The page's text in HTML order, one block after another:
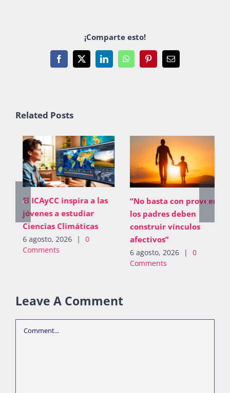
¡Comparte esto!
Facebook
X LinkedInWhatsAppPinterestEmail
Related Posts
El ICAyCC inspira a las
jóvenes a estudiar
Ciencias Climáticas
6 agosto, 2026 |
0
Comments
“No basta con proveer;
los padres deben
construir vínculos
afectivos”
6 agosto, 2026 |
0
Comments
Leave A Comment
Comment